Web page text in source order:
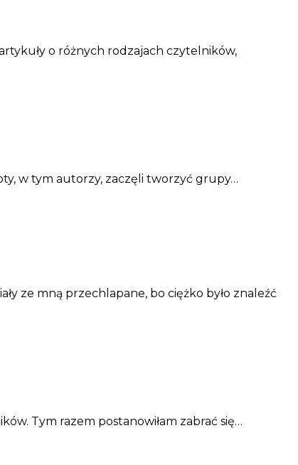
o różnych rodzajach czytelników,
w tym autorzy, zaczęli tworzyć grupy…
ze mną przechlapane, bo ciężko było znaleźć
Tym razem postanowiłam zabrać się…